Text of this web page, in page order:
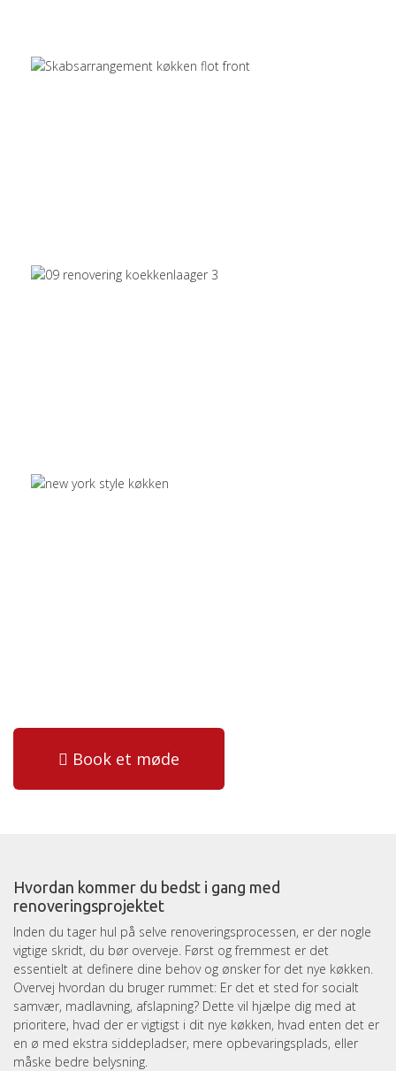
Book et møde
Hvordan kommer du bedst i gang med
renoveringsprojektet
Inden du tager hul på selve renoveringsprocessen, er der nogle
vigtige skridt, du bør overveje. Først og fremmest er det
essentielt at definere dine behov og ønsker for det nye køkken.
Overvej hvordan du bruger rummet: Er det et sted for socialt
samvær, madlavning, afslapning? Dette vil hjælpe dig med at
prioritere, hvad der er vigtigst i dit nye køkken, hvad enten det er
en ø med ekstra siddepladser, mere opbevaringsplads, eller
måske bedre belysning.